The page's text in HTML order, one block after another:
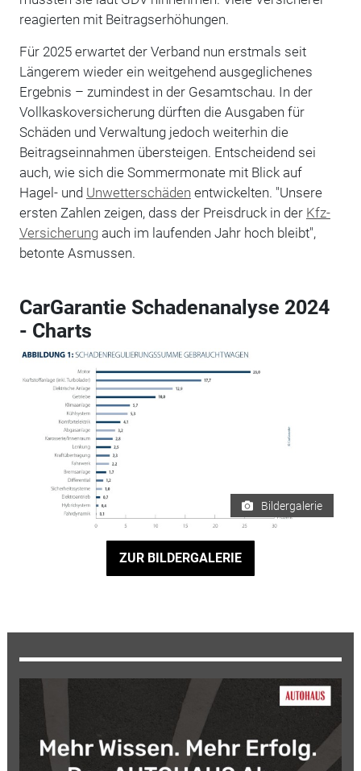
reagierten mit Beitragserhöhungen.
Für 2025 erwartet der Verband nun erstmals seit
Längerem wieder ein weitgehend ausgeglichenes
Ergebnis – zumindest in der Gesamtschau. In der
Vollkaskoversicherung dürften die Ausgaben für
Schäden und Verwaltung jedoch weiterhin die
Beitragseinnahmen übersteigen. Entscheidend sei
auch, wie sich die Sommermonate mit Blick auf
Hagel- und Unwetterschäden entwickelten. "Unsere
ersten Zahlen zeigen, dass der Preisdruck in der Kfz-
Versicherungauch im laufenden Jahr hoch bleibt",
betonte Asmussen.
CarGarantie Schadenanalyse 2024
- Charts
Bildergalerie
ZUR BILDERGALERIE